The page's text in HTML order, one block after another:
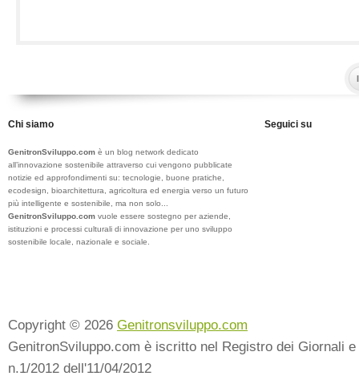
Chi siamo
GenitronSviluppo.com è un blog network dedicato
all’innovazione sostenibile attraverso cui vengono pubblicate
notizie ed approfondimenti su: tecnologie, buone pratiche,
ecodesign, bioarchitettura, agricoltura ed energia verso un futuro
più intelligente e sostenibile, ma non solo...
GenitronSviluppo.com vuole essere sostegno per aziende,
istituzioni e processi culturali di innovazione per uno sviluppo
sostenibile locale, nazionale e sociale.
Seguici su
Copyright © 2026 Genitronsviluppo.com
GenitronSviluppo.com è iscritto nel Registro dei Giornali
n.1/2012 dell'11/04/2012